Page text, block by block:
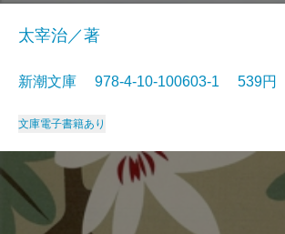
太宰治／著
新潮文庫 978-4-10-100603-1 539円
文庫電子書籍あり